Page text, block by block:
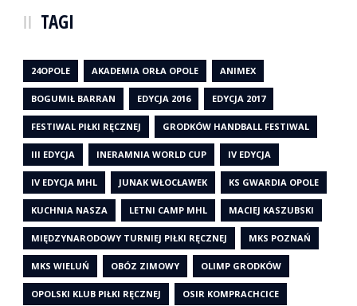
TAGI
24OPOLE AKADEMIA ORŁA OPOLE ANIMEX
BOGUMIŁ BARRAN EDYCJA 2016 EDYCJA 2017
FESTIWAL PIŁKI RĘCZNEJ GRODKÓW HANDBALL FESTIWAL
III EDYCJA INERAMNIA WORLD CUP IV EDYCJA
IV EDYCJA MHL JUNAK WŁOCŁAWEK KS GWARDIA OPOLE
KUCHNIA NASZA LETNI CAMP MHL MACIEJ KASZUBSKI
MIĘDZYNARODOWY TURNIEJ PIŁKI RĘCZNEJ MKS POZNAŃ
MKS WIELUŃ OBÓZ ZIMOWY OLIMP GRODKÓW
OPOLSKI KLUB PIŁKI RĘCZNEJ OSIR KOMPRACHCICE